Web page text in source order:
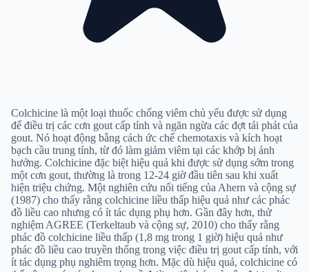
Colchicine là một loại thuốc chống viêm chủ yếu được sử dụng
để điều trị các cơn gout cấp tính và ngăn ngừa các đợt tái phát của
gout. Nó hoạt động bằng cách ức chế chemotaxis và kích hoạt
bạch cầu trung tính, từ đó làm giảm viêm tại các khớp bị ảnh
hưởng. Colchicine đặc biệt hiệu quả khi được sử dụng sớm trong
một cơn gout, thường là trong 12-24 giờ đầu tiên sau khi xuất
hiện triệu chứng. Một nghiên cứu nổi tiếng của Ahern và cộng sự
(1987) cho thấy rằng colchicine liều thấp hiệu quả như các phác
đồ liều cao nhưng có ít tác dụng phụ hơn. Gần đây hơn, thử
nghiệm AGREE (Terkeltaub và cộng sự, 2010) cho thấy rằng
phác đồ colchicine liều thấp (1,8 mg trong 1 giờ) hiệu quả như
phác đồ liều cao truyền thống trong việc điều trị gout cấp tính, với
ít tác dụng phụ nghiêm trọng hơn. Mặc dù hiệu quả, colchicine có